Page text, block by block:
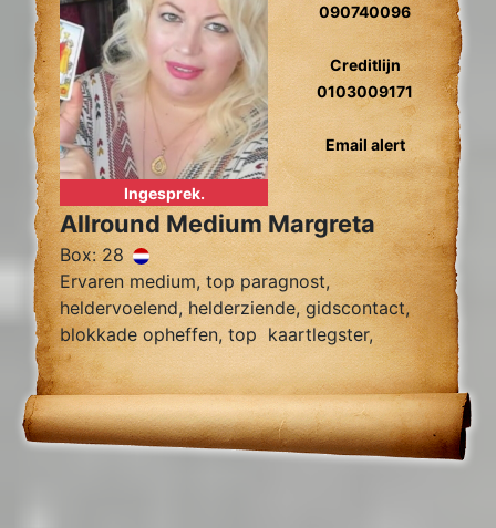
Ingesprek.
090740096
Creditlijn
0103009171
Email alert
Allround Medium Margreta
Box: 28
Ervaren medium, top paragnost,
heldervoelend, helderziende, gidscontact,
blokkade opheffen, top kaartlegster,
vragen over relatie problemen zielsrelaties,
en toekomst voorspelling 2024